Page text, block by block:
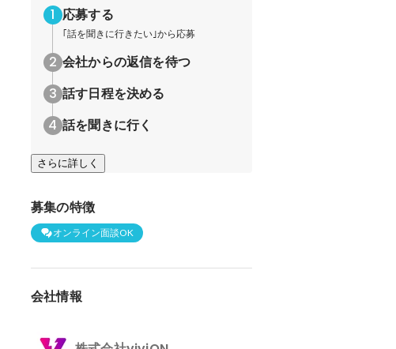
応募する
｢話を聞きに行きたい｣から応募
会社からの返信を待つ
話す日程を決める
話を聞きに行く
さらに詳しく
募集の特徴
オンライン面談OK
会社情報